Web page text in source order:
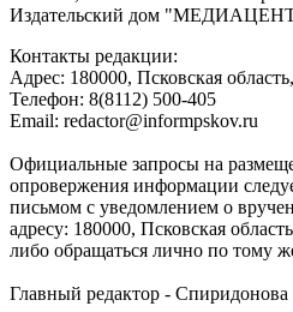
Издательский дом
Контакты редакции:
Адреc: 180000, Псковская
Телефон: 8(8112) 500-405
Email: redactor@informpskov.ru
Официальные запросы на
опровержения информации
письмом с уведомлением о
адресу: 180000, Псковская
либо обращаться лично по тому
Главный редактор -